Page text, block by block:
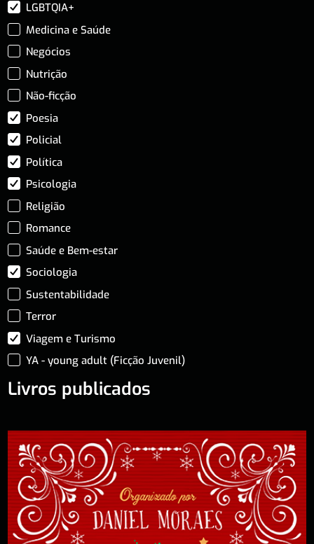
LGBTQIA+
Medicina e Saúde
Negócios
Nutrição
Não-ficção
Poesia
Policial
Política
Psicologia
Religião
Romance
Saúde e Bem-estar
Sociologia
Sustentabilidade
Terror
Viagem e Turismo
YA - young adult (Ficção Juvenil)
Livros publicados